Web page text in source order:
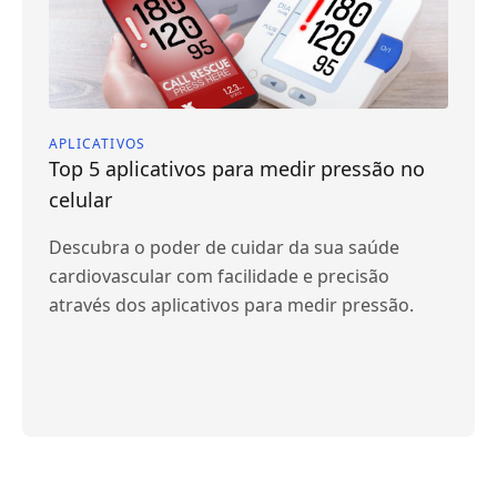
APLICATIVOS
Top 5 aplicativos para medir pressão no
celular
Descubra o poder de cuidar da sua saúde
cardiovascular com facilidade e precisão
através dos aplicativos para medir pressão.